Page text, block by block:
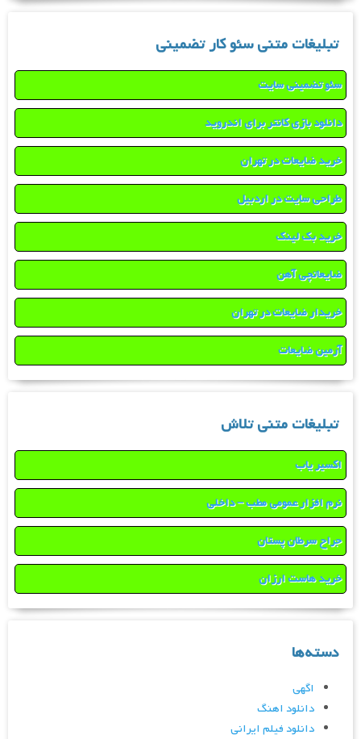
تبلیغات متنی سئو کار تضمینی
سئو تضمینی سایت
دانلود بازی کانتر برای اندروید
خرید ضایعات در تهران
طراحی سایت در اردبیل
خرید بک لینک
ضایعاتچی آهن
خریدار ضایعات در تهران
آرمین ضایعات
تبلیغات متنی تلاش
اکسیر یاب
نرم افزار عمومی مطب – داخلی
جراح سرطان پستان
خرید هاست ارزان
دسته‌ها
اگهی
دانلود اهنگ
دانلود فیلم ایرانی